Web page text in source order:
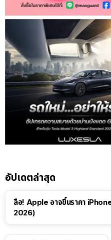
อัปเดตล่าสุด
ลือ! Apple อาจขึ้นราคา
2026)